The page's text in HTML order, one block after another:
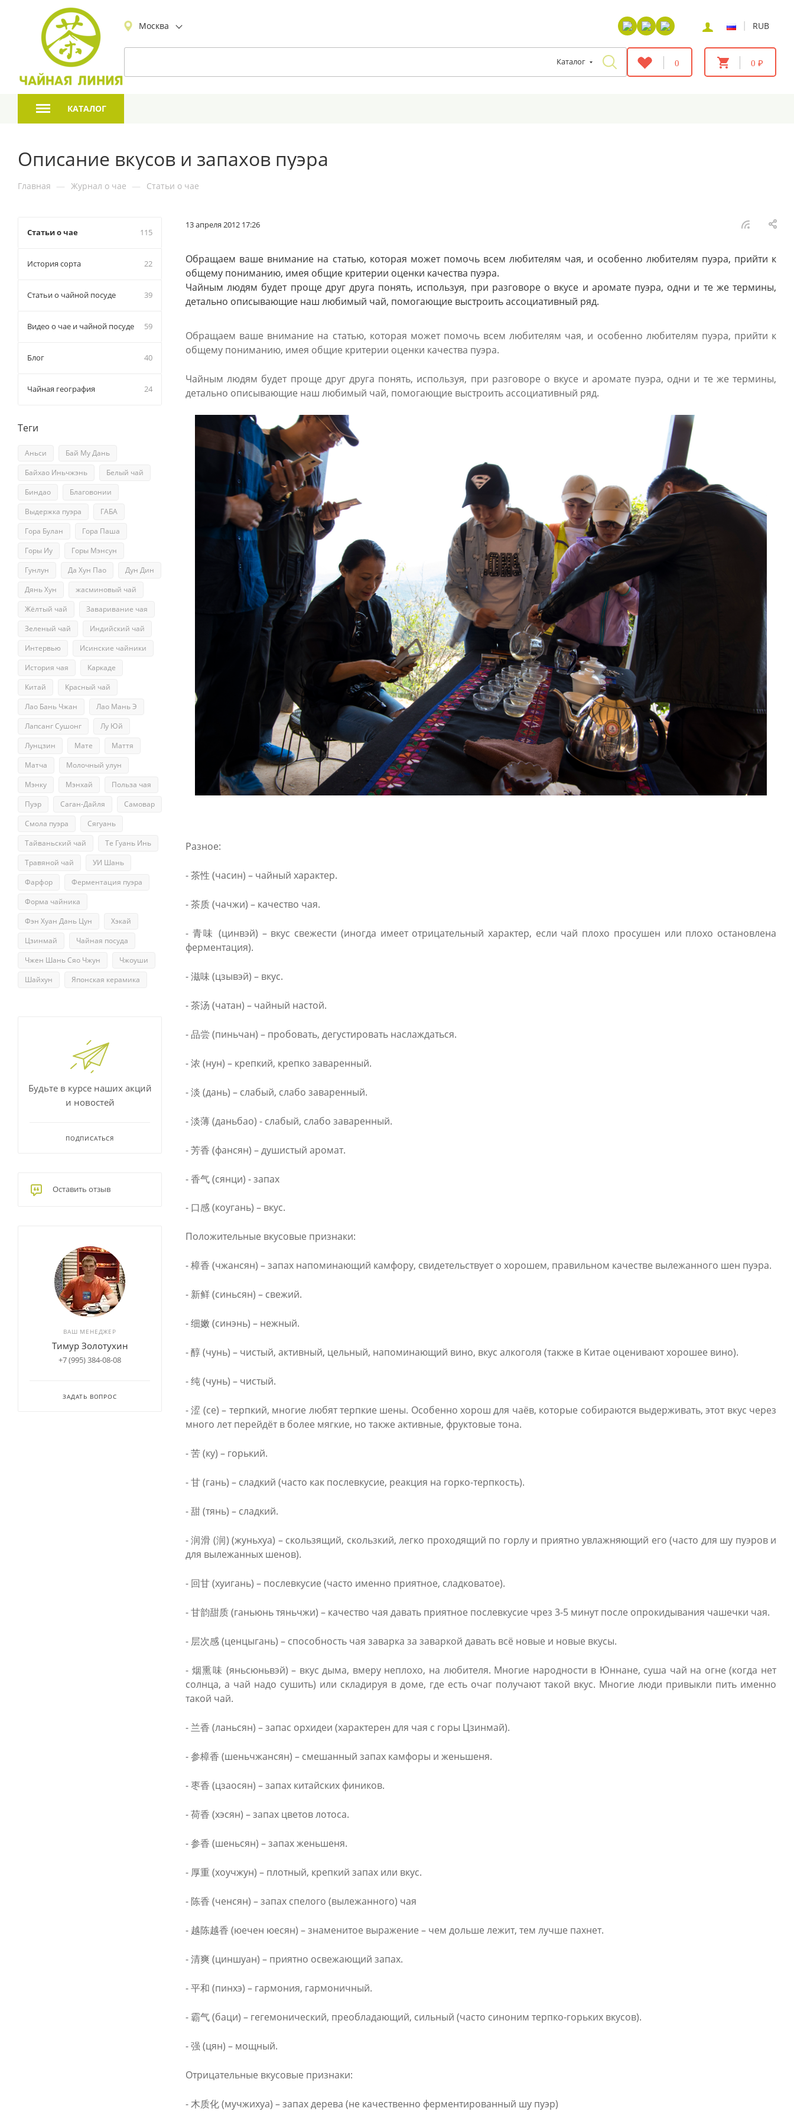
Москва | RUB
Каталог 0 0 ₽
КАТАЛОГ
Описание вкусов и запахов пуэра
Главная — Журнал о чае — Статьи о чае
13 апреля 2012 17:26
Обращаем ваше внимание на статью, которая может помочь всем любителям чая, и особенно любителям пуэра, прийти к
общему пониманию, имея общие критерии оценки качества пуэра.
Чайным людям будет проще друг друга понять, используя, при разговоре о вкусе и аромате пуэра, одни и те же термины,
детально описывающие наш любимый чай, помогающие выстроить ассоциативный ряд.
Обращаем ваше внимание на статью, которая может помочь всем любителям чая, и особенно любителям пуэра, прийти к
общему пониманию, имея общие критерии оценки качества пуэра.
Чайным людям будет проще друг друга понять, используя, при разговоре о вкусе и аромате пуэра, одни и те же термины,
детально описывающие наш любимый чай, помогающие выстроить ассоциативный ряд.
Разное:
- 茶性 (часин) – чайный характер.
- 茶质 (чачжи) – качество чая.
- 青味 (цинвэй) – вкус свежести (иногда имеет отрицательный характер, если чай плохо просушен или плохо остановлена
ферментация).
- 滋味 (цзывэй) – вкус.
- 茶汤 (чатан) – чайный настой.
- 品尝 (пиньчан) – пробовать, дегустировать наслаждаться.
- 浓 (нун) – крепкий, крепко заваренный.
- 淡 (дань) – слабый, слабо заваренный.
- 淡薄 (даньбао) - слабый, слабо заваренный.
- 芳香 (фансян) – душистый аромат.
- 香气 (сянци) - запах
- 口感 (коугань) – вкус.
Положительные вкусовые признаки:
- 樟香 (чжансян) – запах напоминающий камфору, свидетельствует о хорошем, правильном качестве вылежанного шен пуэра.
- 新鲜 (синьсян) – свежий.
- 细嫩 (синэнь) – нежный.
- 醇 (чунь) – чистый, активный, цельный, напоминающий вино, вкус алкоголя (также в Китае оценивают хорошее вино).
- 纯 (чунь) – чистый.
- 涩 (се) – терпкий, многие любят терпкие шены. Особенно хорош для чаёв, которые собираются выдерживать, этот вкус через
много лет перейдёт в более мягкие, но также активные, фруктовые тона.
- 苦 (ку) – горький.
- 甘 (гань) – сладкий (часто как послевкусие, реакция на горко-терпкость).
- 甜 (тянь) – сладкий.
- 润滑 (润) (жуньхуа) – скользящий, скользкий, легко проходящий по горлу и приятно увлажняющий его (часто для шу пуэров и
для вылежанных шенов).
- 回甘 (хуигань) – послевкусие (часто именно приятное, сладковатое).
- 甘韵甜质 (ганьюнь тяньчжи) – качество чая давать приятное послевкусие чрез 3-5 минут после опрокидывания чашечки чая.
- 层次感 (ценцыгань) – способность чая заварка за заваркой давать всё новые и новые вкусы.
- 烟熏味 (яньсюньвэй) – вкус дыма, вмеру неплохо, на любителя. Многие народности в Юннане, суша чай на огне (когда нет
солнца, а чай надо сушить) или складируя в доме, где есть очаг получают такой вкус. Многие люди привыкли пить именно
такой чай.
- 兰香 (ланьсян) – запас орхидеи (характерен для чая с горы Цзинмай).
- 参樟香 (шеньчжансян) – смешанный запах камфоры и женьшеня.
- 枣香 (цзаосян) – запах китайских фиников.
- 荷香 (хэсян) – запах цветов лотоса.
- 参香 (шеньсян) – запах женьшеня.
- 厚重 (хоучжун) – плотный, крепкий запах или вкус.
- 陈香 (ченсян) – запах спелого (вылежанного) чая
- 越陈越香 (юечен юесян) – знаменитое выражение – чем дольше лежит, тем лучше пахнет.
- 清爽 (циншуан) – приятно освежающий запах.
- 平和 (пинхэ) – гармония, гармоничный.
- 霸气 (баци) – гегемонический, преобладающий, сильный (часто синоним терпко-горьких вкусов).
- 强 (цян) – мощный.
Отрицательные вкусовые признаки:
- 木质化 (мучжихуа) – запах дерева (не качественно ферментированный шу пуэр)
Статьи о чае 115
История сорта 22
Статьи о чайной посуде 39
Видео о чае и чайной посуде 59
Блог 40
Чайная география 24
Теги
Аньси
Бай Му Дань
Байхао Иньчжэнь
Белый чай
Биндао
Благовонии
Выдержка пуэра
ГАБА
Гора Булан
Гора Паша
Горы Иу
Горы Мэнсун
Гунлун
Да Хун Пао
Дун Дин
Дянь Хун
жасминовый чай
Жёлтый чай
Заваривание чая
Зеленый чай
Индийский чай
Интервью
Исинские чайники
История чая
Каркаде
Китай
Красный чай
Лао Бань Чжан
Лао Мань Э
Лапсанг Сушонг
Лу Юй
Лунцзин
Мате
Маття
Матча
Молочный улун
Мэнку
Мэнхай
Польза чая
Пуэр
Саган-Дайля
Самовар
Смола пуэра
Сягуань
Тайваньский чай
Те Гуань Инь
Травяной чай
УИ Шань
Фарфор
Ферментация пуэра
Форма чайника
Фэн Хуан Дань Цун
Хэкай
Цзинмай
Чайная посуда
Чжен Шань Сяо Чжун
Чжоуши
Шайхун
Японская керамика
Будьте в курсе наших акций
и новостей
ПОДПИСАТЬСЯ
Оставить отзыв
ВАШ МЕНЕДЖЕР
Тимур Золотухин
+7 (995) 384-08-08
ЗАДАТЬ ВОПРОС